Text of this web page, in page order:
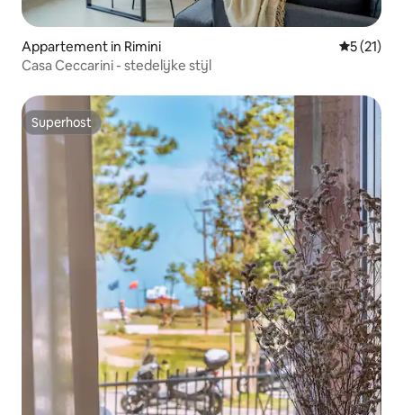
Appartement in Rimini
5 (21)
Casa Ceccarini - stedelijke stijl
Superhost
Superhost